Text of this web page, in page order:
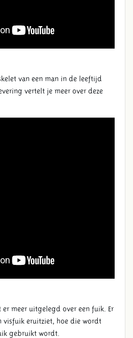
van een man in de leeftijd
vertelt je meer over deze
meer uitgelegd over een fuik . Er
visfuik eruitziet, hoe die wordt
gebruikt wordt